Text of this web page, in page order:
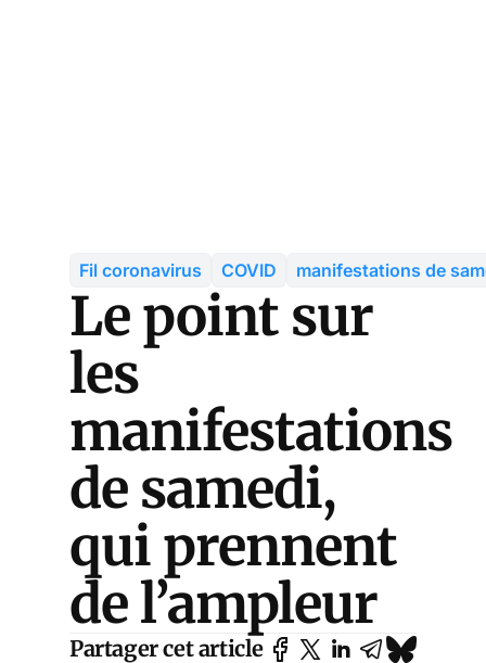
Fil coronavirus COVID manifestations de
Le point sur
les
manifestations
de samedi,
qui prennent
de l’ampleur
Partager cet article